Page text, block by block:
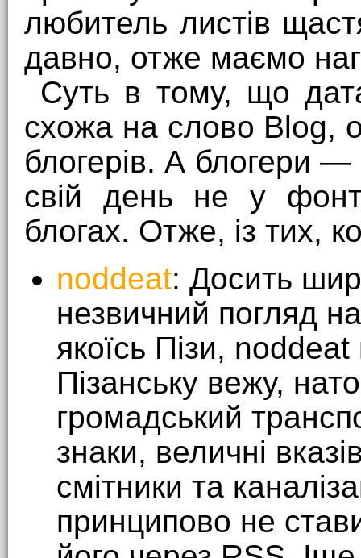
любитель листів
давно, отже маємо
Суть в тому, що
схожа на слово Blog,
блогерів. А блогери
свій день не у
блогах. Отже, із тих,
noddeat: Досить
незвичний погляд
якоїсь Пізи,
Пізанську вежу,
громадський
знаки, величні
смітники та
принципово не